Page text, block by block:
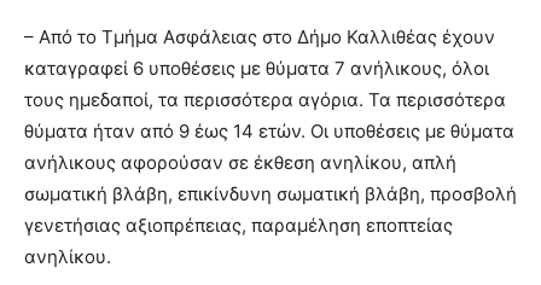
– Από το Τμήμα Ασφάλειας στο Δήμο Καλλιθέας έχουν
καταγραφεί 6 υποθέσεις με θύματα 7 ανήλικους, όλοι
τους ημεδαποί, τα περισσότερα αγόρια. Τα περισσότερα
θύματα ήταν από 9 έως 14 ετών. Οι υποθέσεις με θύματα
ανήλικους αφορούσαν σε έκθεση ανηλίκου, απλή
σωματική βλάβη, επικίνδυνη σωματική βλάβη, προσβολή
γενετήσιας αξιοπρέπειας, παραμέληση εποπτείας
ανηλίκου.